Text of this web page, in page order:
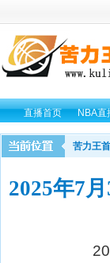
直播首页 NBA直
苦力王
2025年7